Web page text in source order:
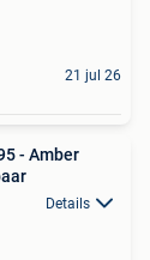
21 jul 26
- Amber
Details